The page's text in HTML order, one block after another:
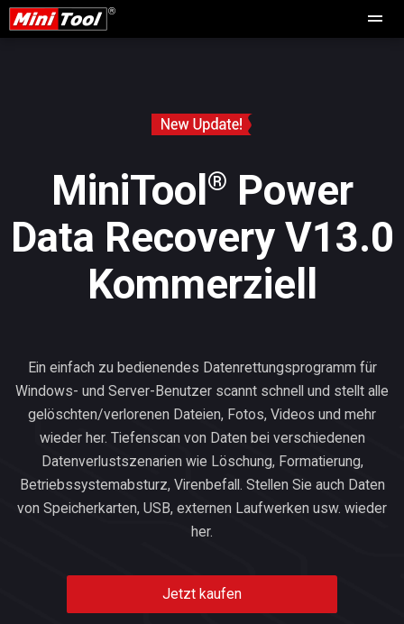
MiniTool ® Power
Data Recovery V13.0
Kommerziell
Ein einfach zu bedienendes Datenrettungsprogramm für
Windows- und Server-Benutzer scannt schnell und stellt alle
gelöschten/verlorenen Dateien, Fotos, Videos und mehr
wieder her. Tiefenscan von Daten bei verschiedenen
Datenverlustszenarien wie Löschung, Formatierung,
Betriebssystemabsturz, Virenbefall. Stellen Sie auch Daten
von Speicherkarten, USB, externen Laufwerken usw. wieder
her.
Jetzt kaufen